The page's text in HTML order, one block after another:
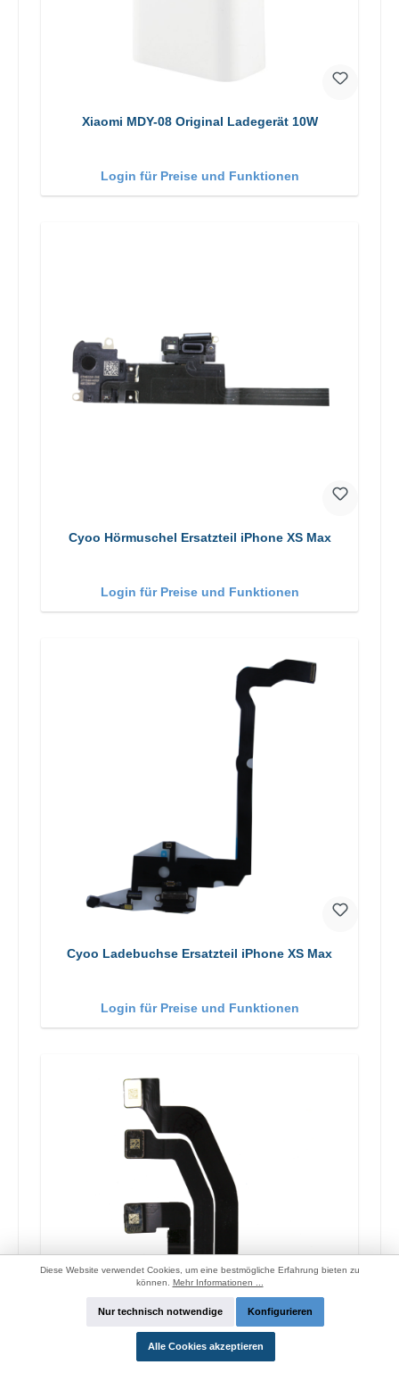
Xiaomi MDY-08 Original Ladegerät 10W
Login für Preise und Funktionen
Cyoo Hörmuschel Ersatzteil iPhone XS Max
Login für Preise und Funktionen
Cyoo Ladebuchse Ersatzteil iPhone XS Max
Login für Preise und Funktionen
Diese Website verwendet Cookies, um eine bestmögliche Erfahrung bieten zu
können. Mehr Informationen ...
Nur technisch notwendige Konfigurieren
Alle Cookies akzeptieren